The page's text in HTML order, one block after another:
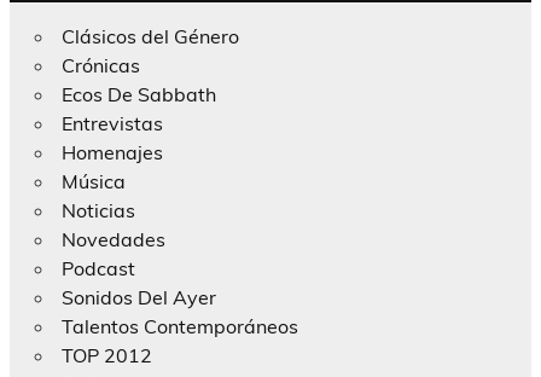
Clásicos del Género
Crónicas
Ecos De Sabbath
Entrevistas
Homenajes
Música
Noticias
Novedades
Podcast
Sonidos Del Ayer
Talentos Contemporáneos
TOP 2012